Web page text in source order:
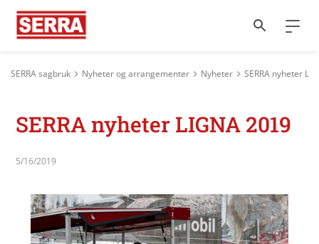
SERRA sagbruk Nyheter og arrangementer Nyheter SERRA nyheter
SERRA nyheter LIGNA 2019
5/16/2019